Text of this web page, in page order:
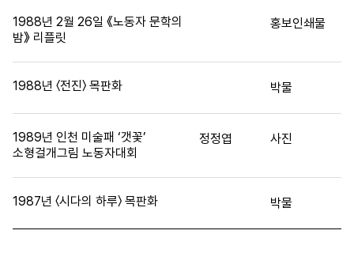
1988년 2월 26일 《노동자 문학의
밤》 리플릿
홍보인쇄물
1988년 〈전진〉 목판화 박물
1989년 인천 미술패 ‘갯꽃’
소형걸개그림 노동자대회
정정엽 사진
1987년 〈시다의 하루〉 목판화 박물